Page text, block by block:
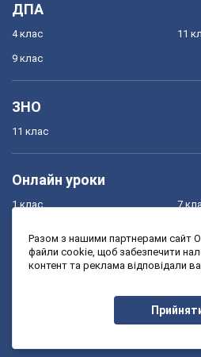
ДПА
4 клас
9 клас
11
ЗНО
11 клас
Онлайн уроки
1 клас
3 клас
7
9
Разом з нашими партнерами сайт
файли cookie, щоб забезпечити
контент та реклама відповідали